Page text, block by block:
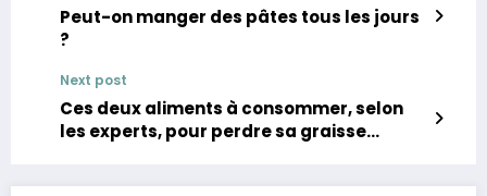
Peut-on manger des pâtes tous les jours
?
Next post
Ces deux aliments à consommer, selon
les experts, pour perdre sa graisse